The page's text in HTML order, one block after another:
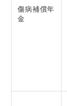
傷病補償年
金